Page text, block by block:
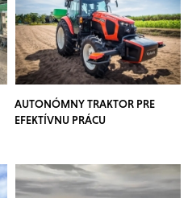
AUTONÓMNY TRAKTOR PRE
EFEKTÍVNU PRÁCU